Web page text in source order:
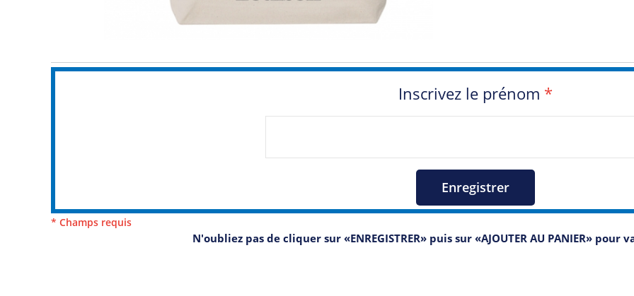
Inscrivez le prénom *
Enregistrer
* Champs requis
N'oubliez pas de cliquer sur «ENREGISTRER» puis sur «AJOUTER AU PANIER»